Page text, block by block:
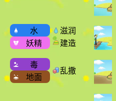
水
妖精
滋润
建造
毒
地面
乱撒